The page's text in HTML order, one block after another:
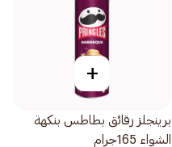
+
برينجلز رقائق بطاطس بنكهة
الشواء 165جرام